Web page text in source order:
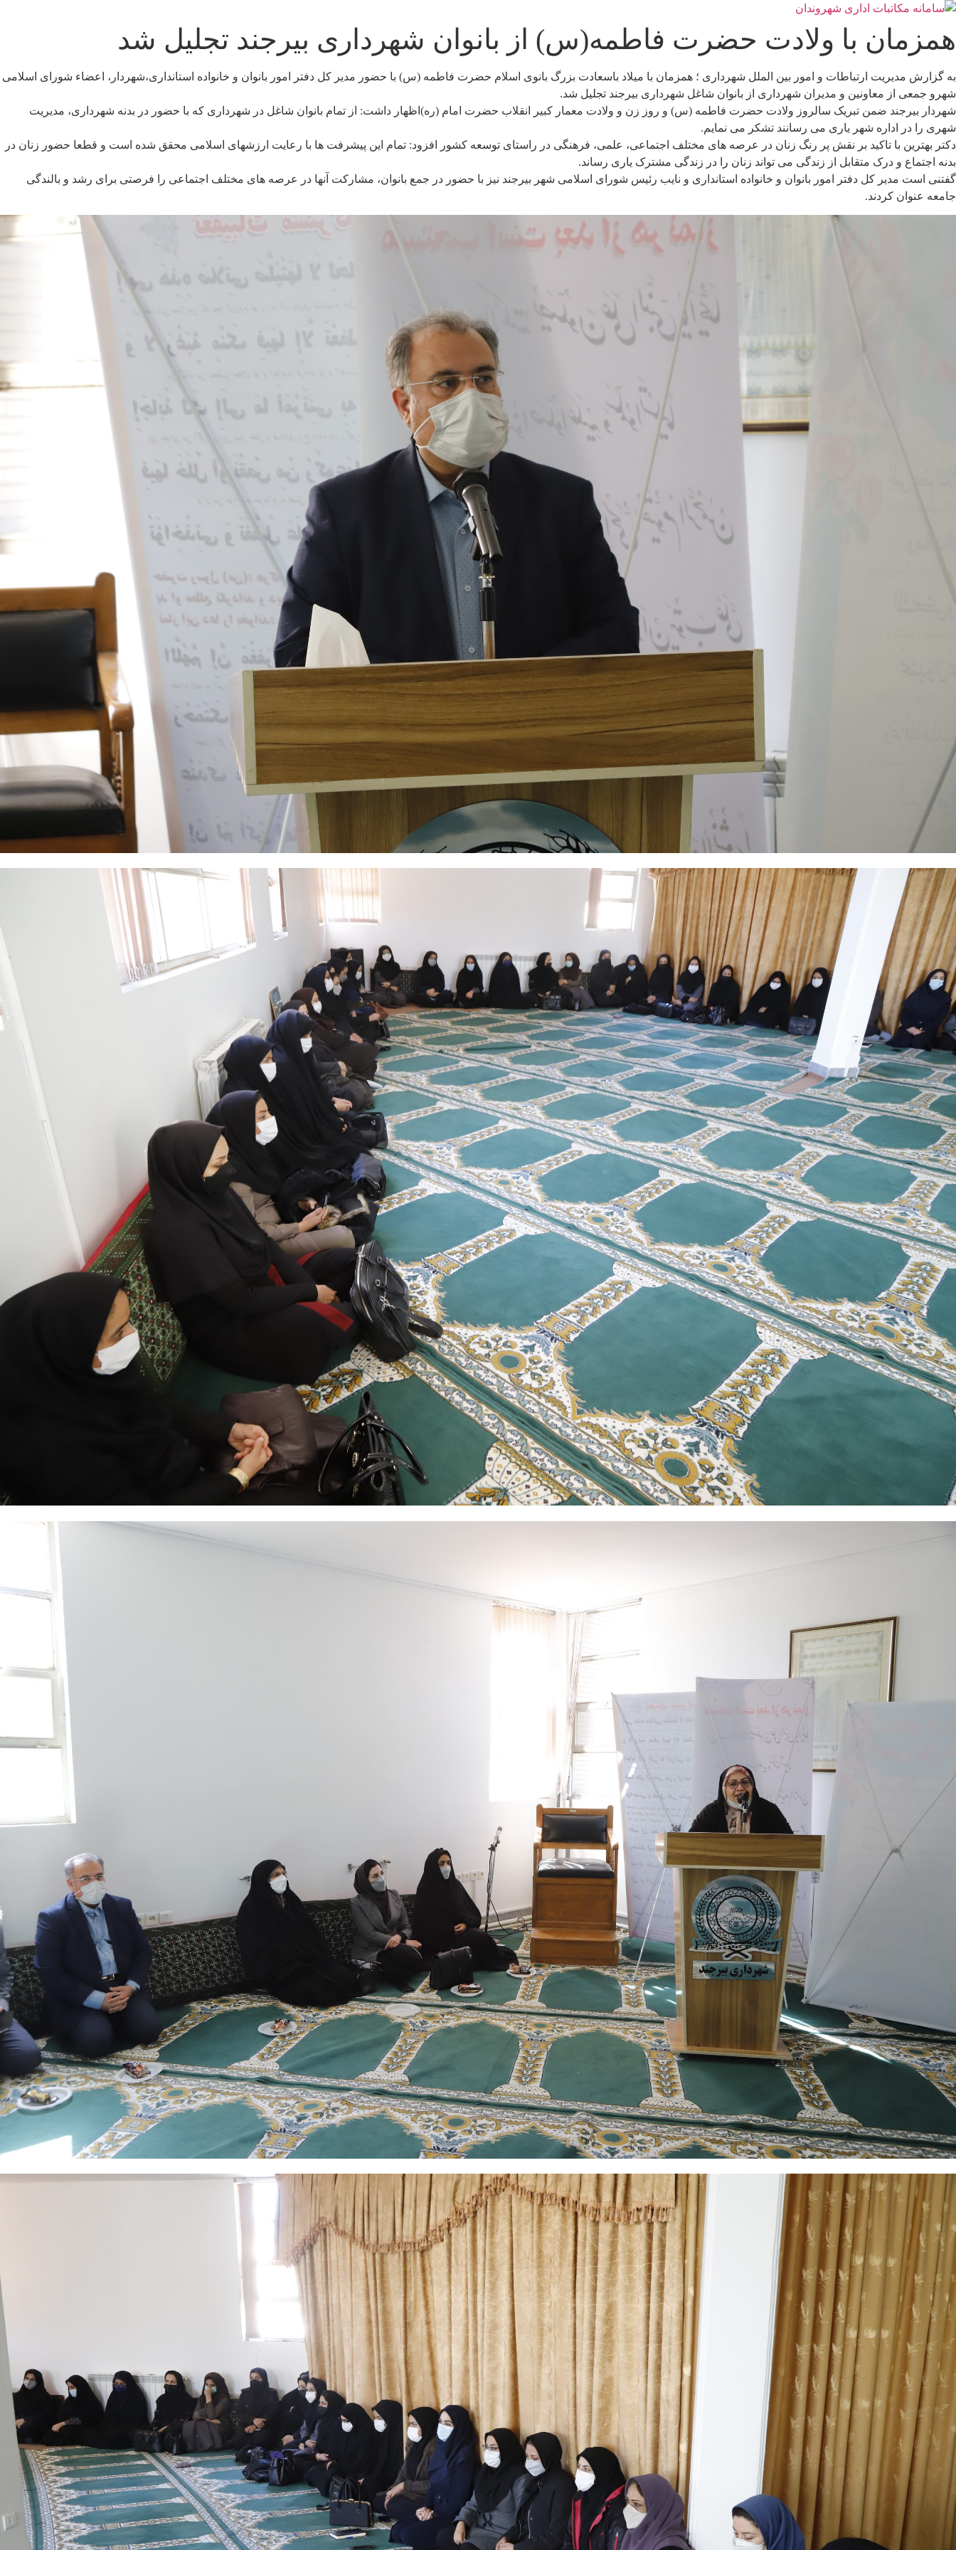
پرش
محتوا
همزمان با ولادت حضرت فاطمه(س) از بانوان شهرداری بیرجند تجلیل شد
به گزارش مدیریت ارتباطات و امور بین الملل شهرداری ؛ همزمان با میلاد باسعادت بزرگ بانوی اسلام حضرت فاطمه (س) با حضور مدیر کل دفتر امور بانوان و خانواده استانداری،شهردار، اعضاء شورای اسلامی
شهرو جمعی از معاونین و مدیران شهرداری از بانوان شاغل شهرداری بیرجند تجلیل شد.
شهردار بیرجند ضمن تبریک سالروز ولادت حضرت فاطمه (س) و روز زن و ولادت معمار کبیر انقلاب حضرت امام (ره)اظهار داشت: از تمام بانوان شاغل در شهرداری که با حضور در بدنه شهرداری، مدیریت
شهری را در اداره شهر یاری می رسانند تشکر می نمایم.
دکتر بهترین با تاکید بر نقش پر رنگ زنان در عرصه های مختلف اجتماعی، علمی، فرهنگی در راستای توسعه کشور افزود: تمام این پیشرفت ها با رعایت ارزشهای اسلامی محقق شده است و قطعا حضور زنان در
بدنه اجتماع و درک متقابل از زندگی می تواند زنان را در زندگی مشترک یاری رساند.
گفتنی است مدیر کل دفتر امور بانوان و خانواده استانداری و نایب رئیس شورای اسلامی شهر بیرجند نیز با حضور در جمع بانوان، مشارکت آنها در عرصه های مختلف اجتماعی را فرصتی برای رشد و بالندگی
جامعه عنوان کردند.